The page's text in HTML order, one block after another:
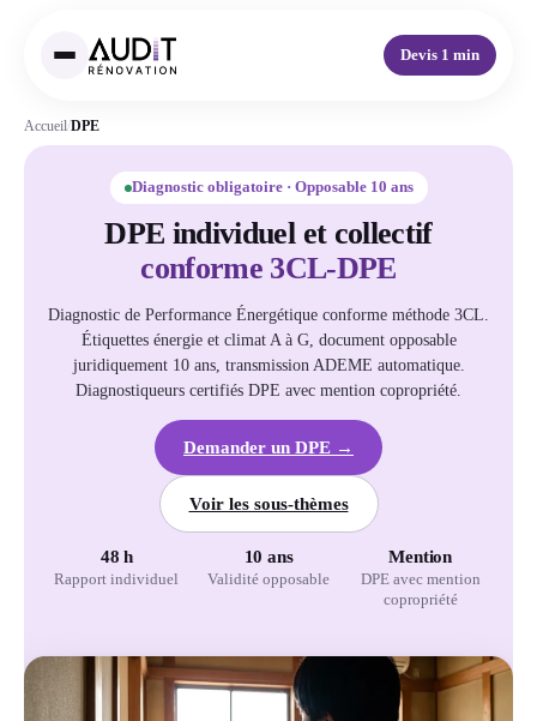
Devis 1 min
Accueil/DPE
Diagnostic obligatoire · Opposable 10 ans
DPE individuel et collectif
conforme 3CL-DPE
Diagnostic de Performance Énergétique conforme méthode 3CL.
Étiquettes énergie et climat A à G, document opposable
juridiquement 10 ans, transmission ADEME automatique.
Diagnostiqueurs certifiés DPE avec mention copropriété.
Demander un DPE →
Voir les sous-thèmes
48 h
Rapport individuel
10 ans
Validité opposable
Mention
DPE avec mention
copropriété